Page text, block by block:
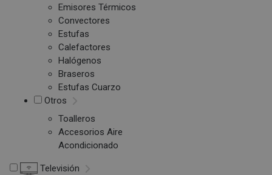
Emisores Térmicos
Convectores
Estufas
Calefactores
Halógenos
Braseros
Estufas Cuarzo
Otros
Toalleros
Accesorios Aire
Acondicionado
Televisión